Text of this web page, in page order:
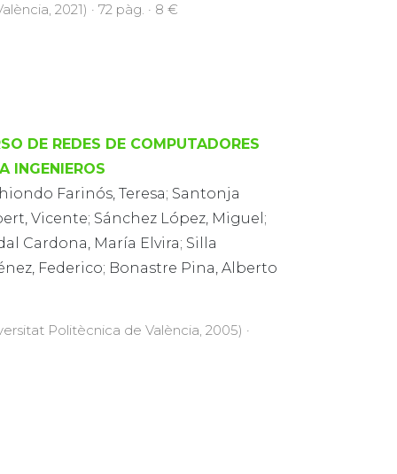
2021) · 72 pàg. · 8 €
DE REDES DE COMPUTADORES
INGENIEROS
Farinós, Teresa; Santonja
Vicente; Sánchez López, Miguel;
Cardona, María Elvira; Silla
Federico; Bonastre Pina, Alberto
Politècnica de València, 2005) ·